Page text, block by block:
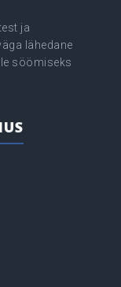
ja
lähedane
söömiseks